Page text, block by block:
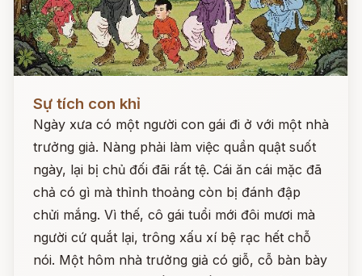
Sự tích con khỉ
Ngày xưa có một người con gái đi ở với một nhà
trưởng giả. Nàng phải làm việc quần quật suốt
ngày, lại bị chủ đối đãi rất tệ. Cái ăn cái mặc đã
chả có gì mà thỉnh thoảng còn bị đánh đập
chửi mắng. Vì thế, cô gái tuổi mới đôi mươi mà
người cứ quắt lại, trông xấu xí bệ rạc hết chỗ
nói. Một hôm nhà trưởng giả có giỗ, cỗ bàn bày